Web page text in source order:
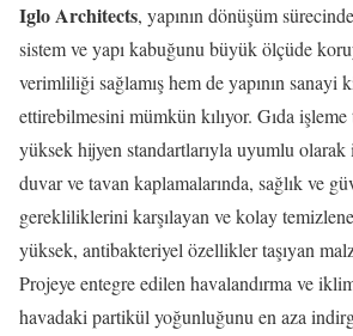
Iglo Architects, yapının dönüşüm
sistem ve yapı kabuğunu büyük ölçüde
verimliliği sağlamış hem de yapının sanayi
ettirebilmesini mümkün kılıyor. Gıda
yüksek hijyen standartlarıyla uyumlu olarak
duvar ve tavan kaplamalarında, sağlık ve
gerekliliklerini karşılayan ve kolay
yüksek, antibakteriyel özellikler taşıyan
Projeye entegre edilen havalandırma ve
havadaki partikül yoğunluğunu en aza